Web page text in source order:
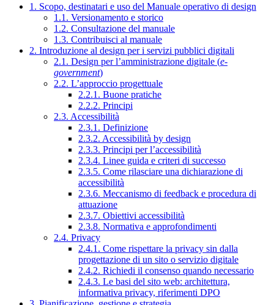
1. Scopo, destinatari e uso del Manuale operativo di design
1.1. Versionamento e storico
1.2. Consultazione del manuale
1.3. Contribuisci al manuale
2. Introduzione al design per i servizi pubblici digitali
2.1. Design per l’amministrazione digitale (e-
government)
2.2. L’approccio progettuale
2.2.1. Buone pratiche
2.2.2. Principi
2.3. Accessibilità
2.3.1. Definizione
2.3.2. Accessibilità by design
2.3.3. Principi per l’accessibilità
2.3.4. Linee guida e criteri di successo
2.3.5. Come rilasciare una dichiarazione di
accessibilità
2.3.6. Meccanismo di feedback e procedura di
attuazione
2.3.7. Obiettivi accessibilità
2.3.8. Normativa e approfondimenti
2.4. Privacy
2.4.1. Come rispettare la privacy sin dalla
progettazione di un sito o servizio digitale
2.4.2. Richiedi il consenso quando necessario
2.4.3. Le basi del sito web: architettura,
informativa privacy, riferimenti DPO